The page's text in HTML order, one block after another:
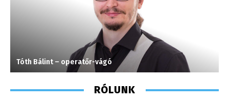
Tóth Bálint – operatőr-vágó
RÓLUNK